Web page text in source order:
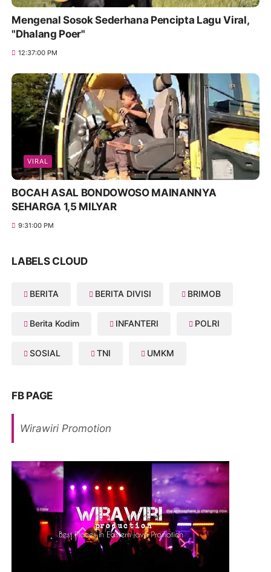
Mengenal Sosok Sederhana Pencipta Lagu Viral,
"Dhalang Poer"
12:37:00 PM
VIRAL
BOCAH ASAL BONDOWOSO MAINANNYA
SEHARGA 1,5 MILYAR
9:31:00 PM
LABELS CLOUD
BERITA BERITA DIVISI BRIMOB
Berita Kodim INFANTERI POLRI
SOSIAL TNI UMKM
FB PAGE
Wirawiri Promotion